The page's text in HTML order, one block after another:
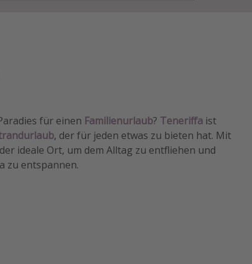
für einen Familienurlaub? Teneriffa ist
, der für jeden etwas zu bieten hat. Mit
ideale Ort, um dem Alltag zu entfliehen und
zu entspannen.